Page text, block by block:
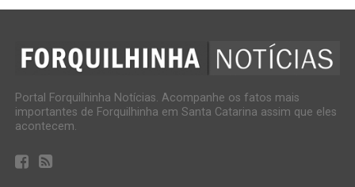
Portal Forquilhinha Notícias. Acompanhe os fatos mais
importantes de Forquilhinha em Santa Catarina assim que eles
acontecem.